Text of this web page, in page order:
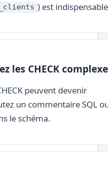
) est
les CHECK
peuvent devenir
un commentaire SQL
le schéma.